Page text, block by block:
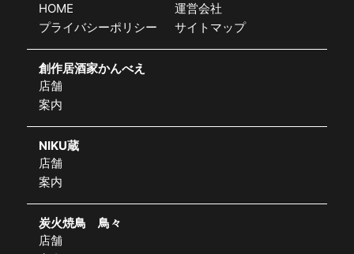
HOME
運営会社
プライバシーポリシー
サイトマップ
創作居酒家かんべえ
店舗
案内
NIKU蔵
店舗
案内
炭火焼鳥 鳥々
店舗